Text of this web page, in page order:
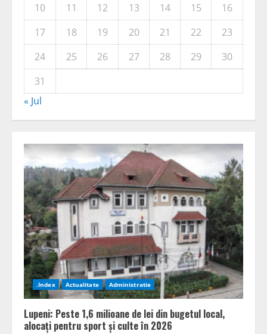
10
11 12 13 14 15
16
17
18 19 20 21 22
23
24
25 26 27 28 29
30
31
« Jul
.Index Actualitate Administratie
Lupeni: Peste 1,6 milioane de lei din bugetul local,
alocați pentru sport și culte în 2026